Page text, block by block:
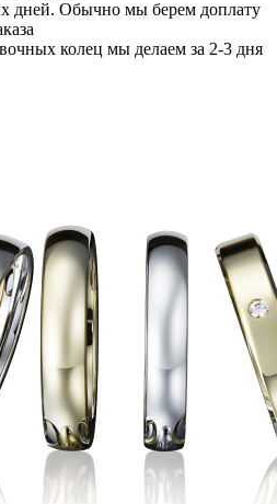
дней. Обычно мы берем доплату
колец мы делаем за 2-3 дня